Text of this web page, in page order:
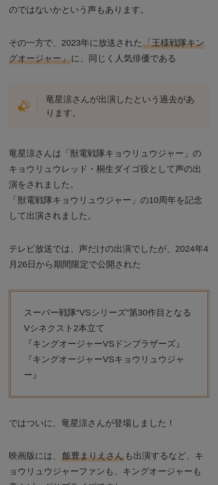
のではないかという声もあります。
その一方で、2023年に放送された「王様戦隊キン
グオージャー」に、同じく人気俳優である
竜星涼さんが出演したという過去があ
ります。
竜星涼さんは「獣電戦隊キョウリュウジャー」の
キョウリュウレッド・桐生ダイゴ役として声の出
演をされました。
「獣電戦隊キョウリュウジャー」の10周年を記念
して出演されました。
テレビ放送では、声だけの出演でしたが、2024年4
月26日から期間限定で公開された
スーパー戦隊“VSシリーズ”第30作目となる
Vシネクスト2本立て
『キングオージャーVSドンブラザーズ』
『キングオージャーVSキョウリュウジャ
ー』
ではついに、竜星涼さんが登場しました！
映画版には、 飯豊まりえさんも出演するなど、キ
ョウリュウジャーファンも、キングオージャーも